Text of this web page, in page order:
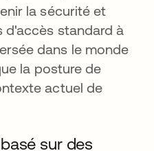
la sécurité et
d'accès standard à
dans le monde
la posture de
actuel de
sur des